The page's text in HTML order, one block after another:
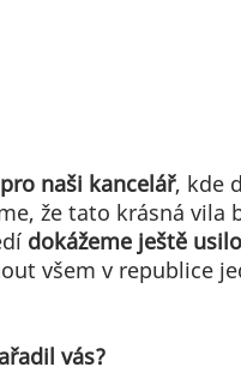
naši kancelář, kde
že tato krásná vila
dokážeme ještě
všem v republice
vás?